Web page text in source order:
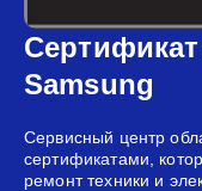
Samsung
Сервисный центр
сертификатами,
ремонт техники и